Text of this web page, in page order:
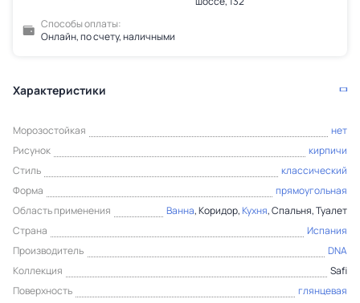
Способы оплаты:
Онлайн, по счету, наличными
Характеристики
Морозостойкая
нет
Рисунок
кирпичи
Стиль
классический
Форма
прямоугольная
Область применения
Ванна, Коридор,Кухня, Спальня, Туалет
Страна
Испания
Производитель
DNA
Коллекция
Safi
Поверхность
глянцевая